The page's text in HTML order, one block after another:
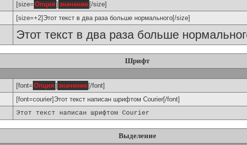
[size= Опция ] значение [/size]
[size=+2]Этот текст в два раза больше нормального[/size]
Этот текст в два раза больше
Шрифт
[font= Опция ] значение [/font]
[font=courier]Этот текст написан шрифтом Courier[/font]
Этот текст написан шрифтом Courier
Выделение